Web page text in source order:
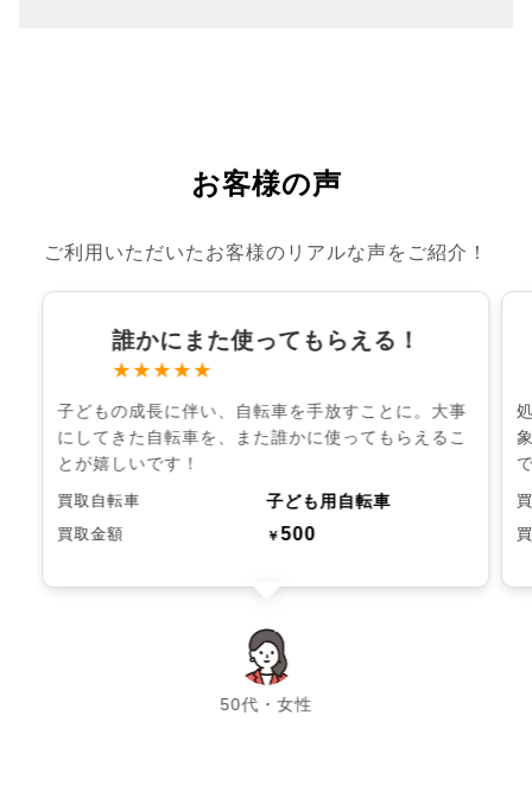
お客様の声
ご利用いただいたお客様のリアルな声をご紹介！
誰かにまた使ってもらえる！
★★★★★
子どもの成長に伴い、自転車を手放すことに。大事
にしてきた自転車を、また誰かに使ってもらえるこ
とが嬉しいです！
買取自転車 子ども用自転車
買取金額 ￥500
50代・女性
chevron_left chevron_right